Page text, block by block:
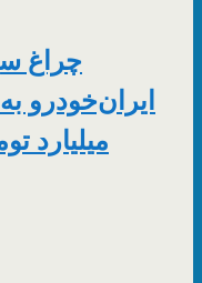
میلیارد